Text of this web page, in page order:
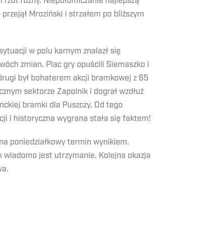
Mroziński i strzałem po bliższym
w polu karnym znalazł się
zmian. Plac gry opuścili Siemaszko i
był bohaterem akcji bramkowej z 65
sektorze Zapolnik i dograł wzdłuż
bramki dla Puszczy. Od tego
i historyczna wygrana stała się faktem!
poniedziałkowy termin wynikiem.
jest utrzymanie. Kolejna okazja